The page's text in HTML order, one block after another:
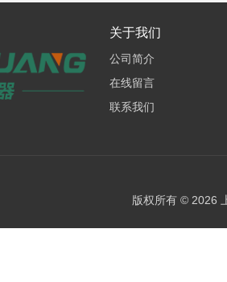
关于我们
公司简介
在线留言
联系我们
版权所有 © 2026